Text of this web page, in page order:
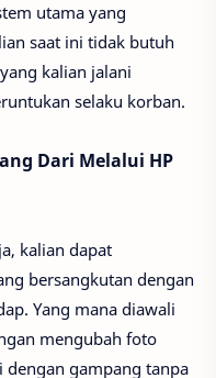
utama yang
saat ini tidak butuh
kalian jalani
selaku korban.
Dari Melalui HP
kalian dapat
bersangkutan dengan
Yang mana diawali
mengubah foto
gampang tanpa